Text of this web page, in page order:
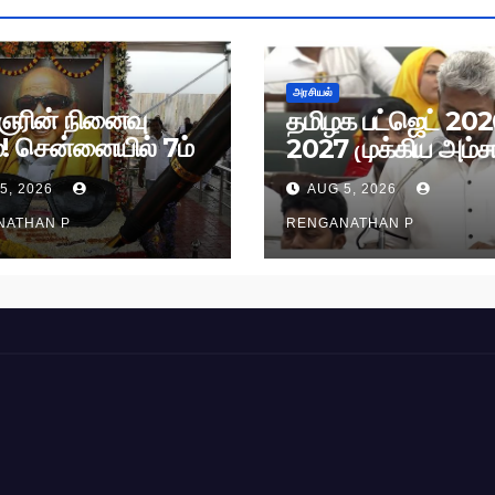
நினைவு
சென்னையில் 7ம்
அமைதிப் பேரணி!
2026
P
அரசியல்
தமிழக பட்ஜெட்
2027 முக்கிய
AUG 5, 2026
RENGANATHAN P